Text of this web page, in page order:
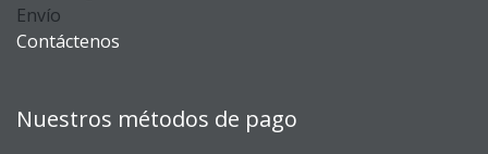
Envío
Contáctenos
Nuestros métodos de pago